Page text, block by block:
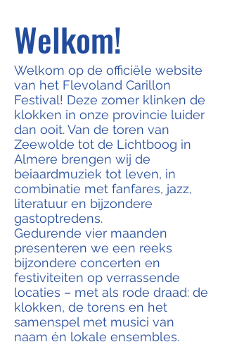
Welkom!
Welkom op de officiële website
van het Flevoland Carillon
Festival! Deze zomer klinken de
klokken in onze provincie luider
dan ooit. Van de toren van
Zeewolde tot de Lichtboog in
Almere brengen wij de
beiaardmuziek tot leven, in
combinatie met fanfares, jazz,
literatuur en bijzondere
gastoptredens.
Gedurende vier maanden
presenteren we een reeks
bijzondere concerten en
festiviteiten op verrassende
locaties – met als rode draad: de
klokken, de torens en het
samenspel met musici van
naam én lokale ensembles.